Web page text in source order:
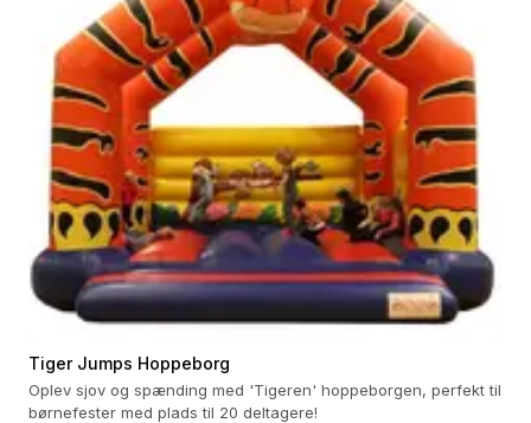
Tiger Jumps Hoppeborg
Oplev sjov og spænding med 'Tigeren' hoppeborgen, perfekt til
børnefester med plads til 20 deltagere!